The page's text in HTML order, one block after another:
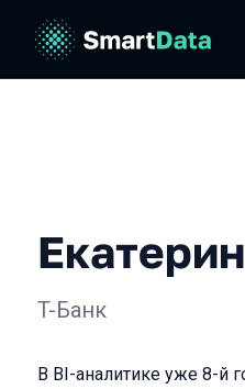
T-Банк
В BI-аналитике уже 8-й